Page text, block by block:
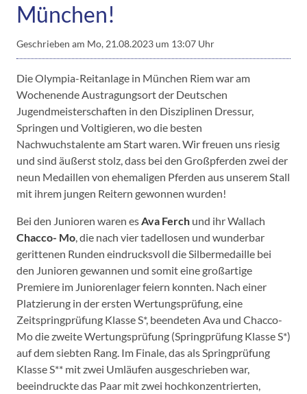
München!
Geschrieben am Mo, 21.08.2023 um 13:07 Uhr
Die Olympia-Reitanlage in München Riem war am
Wochenende Austragungsort der Deutschen
Jugendmeisterschaften in den Disziplinen Dressur,
Springen und Voltigieren, wo die besten
Nachwuchstalente am Start waren. Wir freuen uns riesig
und sind äußerst stolz, dass bei den Großpferden zwei der
neun Medaillen von ehemaligen Pferden aus unserem Stall
mit ihrem jungen Reitern gewonnen wurden!
Bei den Junioren waren esAva Ferch und ihr Wallach
Chacco- Mo, die nach vier tadellosen und wunderbar
gerittenen Runden eindrucksvoll die Silbermedaille bei
den Junioren gewannen und somit eine großartige
Premiere im Juniorenlager feiern konnten. Nach einer
Platzierung in der ersten Wertungsprüfung, eine
Zeitspringprüfung Klasse S*, beendeten Ava und Chacco-
Mo die zweite Wertungsprüfung (Springprüfung Klasse S*)
auf dem siebten Rang. Im Finale, das als Springprüfung
Klasse S** mit zwei Umläufen ausgeschrieben war,
beeindruckte das Paar mit zwei hochkonzentrierten,